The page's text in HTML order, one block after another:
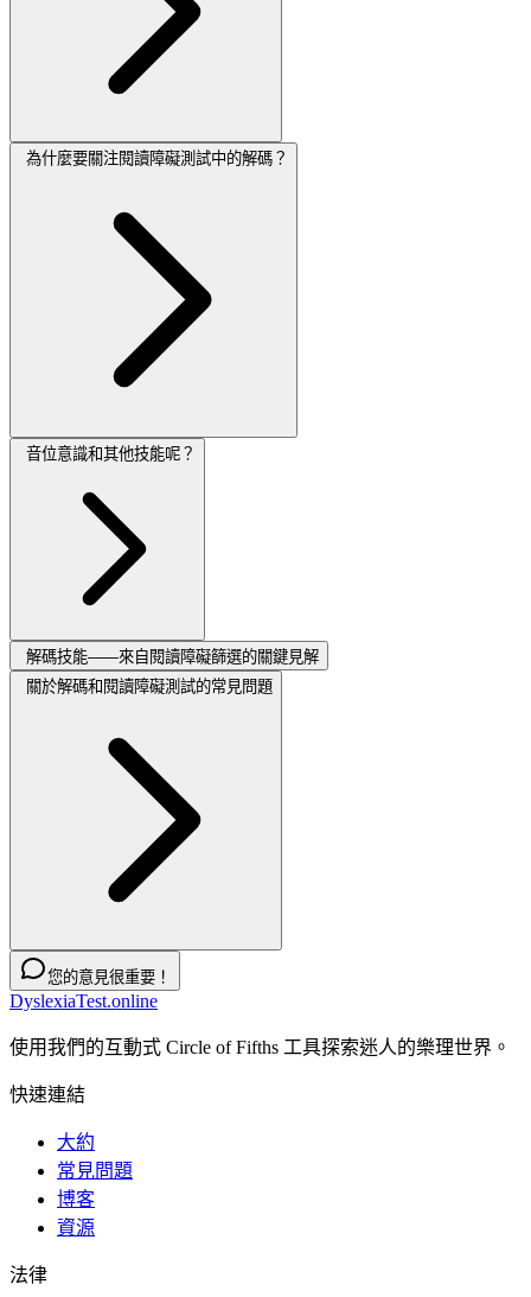
為什麼要關注閱讀障礙測試中的解碼？
音位意識和其他技能呢？
解碼技能——來自閱讀障礙篩選的關鍵見解
關於解碼和閱讀障礙測試的常見問題
您的意見很重要！
DyslexiaTest.online
使用我們的互動式 Circle of Fifths 工具探索迷人的樂理世界。
快速連結
大約
常見問題
博客
資源
法律